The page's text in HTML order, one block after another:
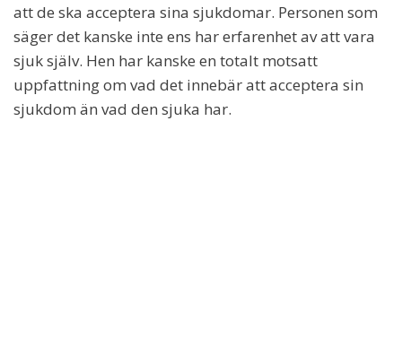
att de ska acceptera sina sjukdomar. Personen som
säger det kanske inte ens har erfarenhet av att vara
sjuk själv. Hen har kanske en totalt motsatt
uppfattning om vad det innebär att acceptera sin
sjukdom än vad den sjuka har.